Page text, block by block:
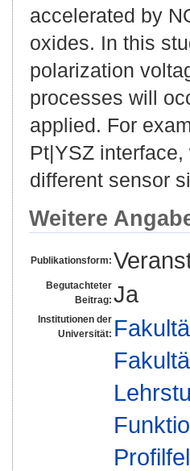
accelerated by
oxides. In this
polarization
processes will
applied. For
Pt|YSZ
different sensor
Weitere
Publikationsform:
Begutachteter
Beitrag: Ja
Institutionen der
Universität: